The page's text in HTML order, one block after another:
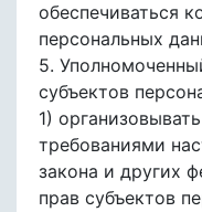
обеспечиваться
персональных
5.
субъектов
1)
требованиями
закона и других
прав субъектов